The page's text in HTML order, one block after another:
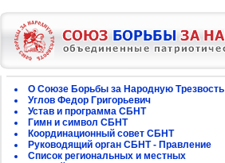
О Союзе Борьбы за Народную Трезвость
Углов Федор Григорьевич
Устав и программа СБНТ
Гимн и символ СБНТ
Координационный совет СБНТ
Руководящий орган СБНТ - Правление
Список региональных и местных